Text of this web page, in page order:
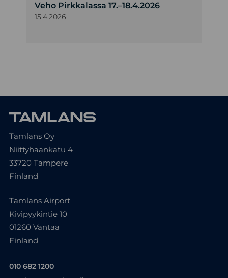
Veho Pirkkalassa 17.–18.4.2026
15.4.2026
Tamlans Oy
Niittyhaankatu 4
33720 Tampere
Finland
Tamlans Airport
Kivipyykintie 10
01260 Vantaa
Finland
010 682 1200